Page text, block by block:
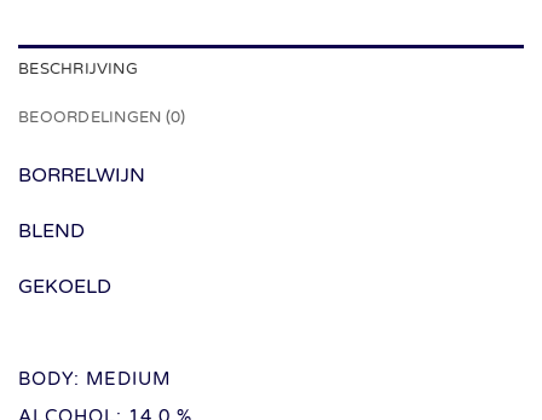
BESCHRIJVING
BEOORDELINGEN (0)
BORRELWIJN
BLEND
GEKOELD
BODY: MEDIUM